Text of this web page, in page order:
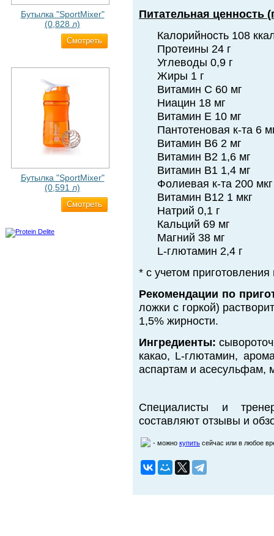
Бутылка "SportMixer"
(0,828 л)
Cмотреть
Бутылка "SportMixer"
(0,591 л)
Cмотреть
Питательная ценность
Калорийность 108
Протеины 24 г
Углеводы 0,9 г
Жиры 1 г
Витамин С 60 мг
Ниацин 18 мг
Витамин Е 10 мг
Пантотеновая к-та 6
Витамин В6 2 мг
Витамин В2 1,6 мг
Витамин В1 1,4 мг
Фолиевая к-та 200 мкг
Витамин В12 1 мкг
Натрий 0,1 г
Кальций 69 мг
Магний 38 мг
L-глютамин 2,4 г
* с учетом
Рекомендации по
ложки с горкой)
1,5% жирности.
Ингредиенты:
какао, L-глютамин,
аспартам и асесульфам,
Специалисты и
составляют отзывы и
- можно купить сейчас или в любое